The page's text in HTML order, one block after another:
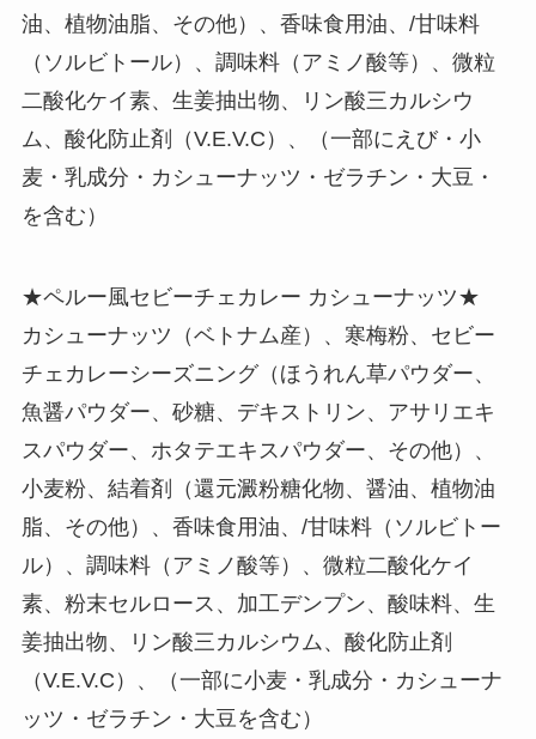
油、植物油脂、その他）、香味食用油、/甘味料
（ソルビトール）、調味料（アミノ酸等）、微粒
二酸化ケイ素、生姜抽出物、リン酸三カルシウ
ム、酸化防止剤（V.E.V.C）、（一部にえび・小
麦・乳成分・カシューナッツ・ゼラチン・大豆・
を含む）
★ペルー風セビーチェカレー カシューナッツ★
カシューナッツ（ベトナム産）、寒梅粉、セビー
チェカレーシーズニング（ほうれん草パウダー、
魚醤パウダー、砂糖、デキストリン、アサリエキ
スパウダー、ホタテエキスパウダー、その他）、
小麦粉、結着剤（還元澱粉糖化物、醤油、植物油
脂、その他）、香味食用油、/甘味料（ソルビトー
ル）、調味料（アミノ酸等）、微粒二酸化ケイ
素、粉末セルロース、加工デンプン、酸味料、生
姜抽出物、リン酸三カルシウム、酸化防止剤
（V.E.V.C）、（一部に小麦・乳成分・カシューナ
ッツ・ゼラチン・大豆を含む）